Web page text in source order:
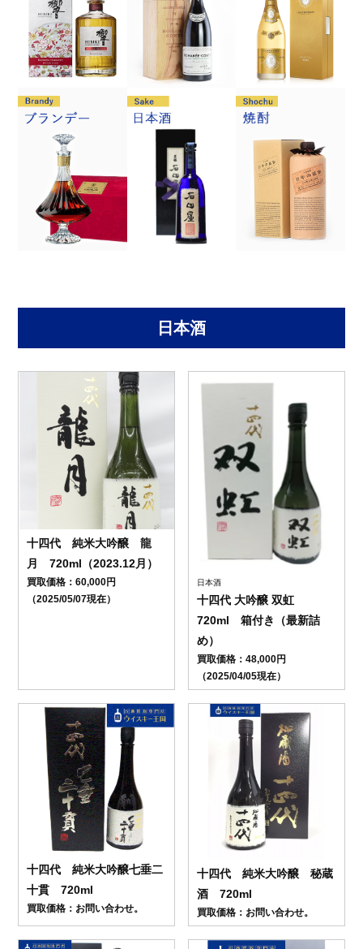
日本酒
十四代 純米大吟醸 龍
月 720ml（2023.12月）
買取価格：60,000円
（2025/05/07現在）
日本酒
十四代 大吟醸 双虹
720ml 箱付き（最新詰
め）
買取価格：48,000円
（2025/04/05現在）
十四代 純米大吟醸七垂二
十貫 720ml
買取価格：お問い合わせ。
十四代 純米大吟醸 秘蔵
酒 720ml
買取価格：お問い合わせ。